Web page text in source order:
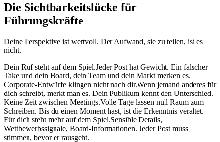
Die Sichtbarkeitslücke für
Führungskräfte
Deine Perspektive ist wertvoll. Der Aufwand, sie zu teilen, ist es
nicht.
Dein Ruf steht auf dem Spiel.Jeder Post hat Gewicht. Ein falscher
Take und dein Board, dein Team und dein Markt merken es.
Corporate-Entwürfe klingen nicht nach dir.Wenn jemand anderes für
dich schreibt, merkt man es. Dein Publikum kennt den Unterschied.
Keine Zeit zwischen Meetings.Volle Tage lassen null Raum zum
Schreiben. Bis du einen Moment hast, ist die Erkenntnis veraltet.
Für dich steht mehr auf dem Spiel.Sensible Details,
Wettbewerbssignale, Board-Informationen. Jeder Post muss
stimmen, bevor er rausgeht.